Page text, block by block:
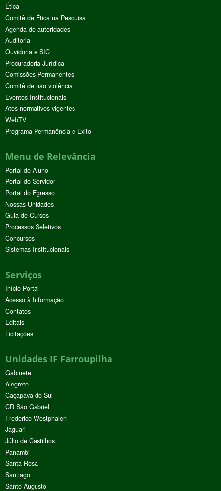
Ética
Comitê de Ética na Pesquisa
Agenda de autoridades
Auditoria
Ouvidoria e SIC
Procuradoria Jurídica
Comissões Permanentes
Comitê de não violência
Eventos Institucionais
Atos normativos vigentes
WebTV
Programa Permanência e Êxito
Menu de Relevância
Portal do Aluno
Portal do Servidor
Portal do Egresso
Nossas Unidades
Guia de Cursos
Processos Seletivos
Concursos
Sistemas Institucionais
Serviços
Início Portal
Acesso à Informação
Contatos
Editais
Licitações
Unidades IF Farroupilha
Gabinete
Alegrete
Caçapava do Sul
CR São Gabriel
Frederico Westphalen
Jaguari
Júlio de Castilhos
Panambi
Santa Rosa
Santiago
Santo Augusto